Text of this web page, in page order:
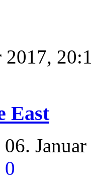
2017,
East
06.
0